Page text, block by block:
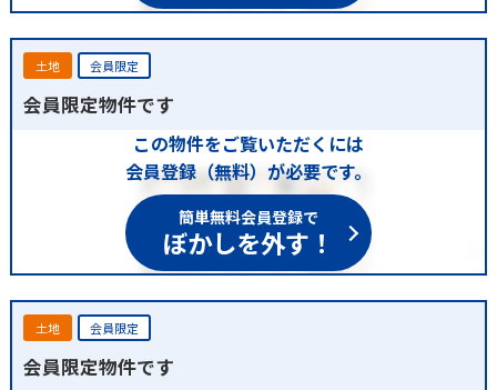
土地 会員限定
会員限定物件です
この物件をご覧いただくには
会員登録（無料）が必要です。
簡単無料会員登録で
ぼかしを外す！
土地 会員限定
会員限定物件です